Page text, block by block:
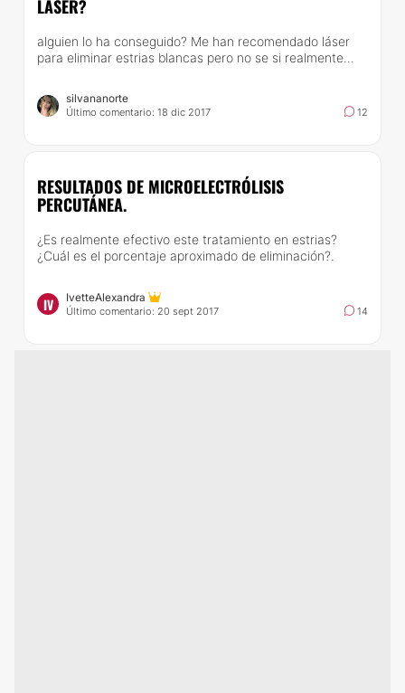
LÁSER?
alguien lo ha conseguido? Me han recomendado láser
para eliminar estrias blancas pero no se si realmente...
silvananorte
Último comentario: 18 dic 2017 12
RESULTADOS DE MICROELECTRÓLISIS
PERCUTÁNEA.
¿Es realmente efectivo este tratamiento en estrias?
¿Cuál es el porcentaje aproximado de eliminación?.
IV IvetteAlexandra
Último comentario: 20 sept 2017 14